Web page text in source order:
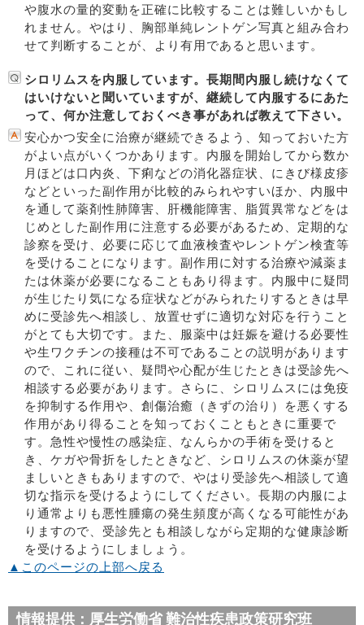
や腹水の量的変動を正確に比較することは難しいかもし
れません。やはり、胸部単純レントゲン写真と組み合わ
せて判断することが、より有用であると思います。
シロリムスを内服しています。長期間内服し続けなくて
はいけないと聞いていますが、継続して内服するにあた
って、何か注意しておくべき事があれば教えて下さい。
安心かつ安全に治療が継続できるよう、知っておいた方
がよい点がいくつかあります。内服を開始してから数か
月ほどは口内炎、下痢などの消化器症状、にきび様皮疹
などといった副作用が比較的みられやすいほか、内服中
を通して薬剤性肺障害、肝機能障害、脂質異常などをは
じめとした副作用に注意する必要があるため、定期的な
診察を受け、必要に応じて血液検査やレントゲン検査等
を受けることになります。副作用に対する治療や減薬ま
たは休薬が必要になることもあり得ます。内服中に疑問
が生じたり気になる症状などがみられたりするときは早
めに受診先へ相談し、放置せずに適切な対応を行うこと
がとても大切です。また、服薬中は妊娠を避ける必要性
や生ワクチンの接種は不可であることの説明があります
ので、これに従い、疑問や心配が生じたときは受診先へ
相談する必要があります。さらに、シロリムスには免疫
を抑制する作用や、創傷治癒（きずの治り）を悪くする
作用があり得ることを知っておくこともときに重要で
す。急性や慢性の感染症、なんらかの手術を受けると
き、ケガや骨折をしたときなど、シロリムスの休薬が望
ましいときもありますので、やはり受診先へ相談して適
切な指示を受けるようにしてください。長期の内服によ
り通常よりも悪性腫瘍の発生頻度が高くなる可能性があ
りますので、受診先とも相談しながら定期的な健康診断
を受けるようにしましょう。
▲このページの上部へ戻る
情報提供：厚生労働省 難治性疾患政策研究班